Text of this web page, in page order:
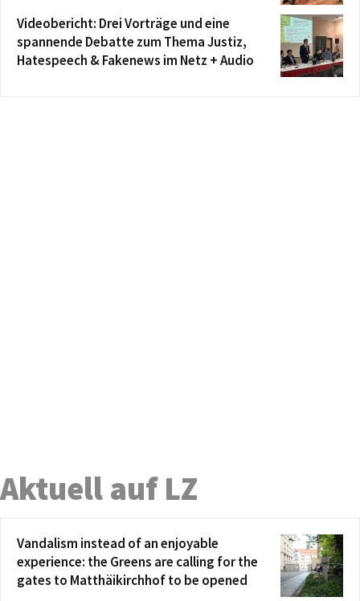
Videobericht: Drei Vorträge und eine
spannende Debatte zum Thema Justiz,
Hatespeech & Fakenews im Netz + Audio
Aktuell auf LZ
Vandalism instead of an enjoyable
experience: the Greens are calling for the
gates to Matthäikirchhof to be opened